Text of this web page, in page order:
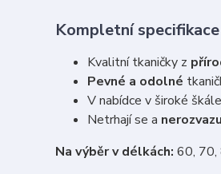
Kompletní specifikace
Kvalitní tkaničky z
Pevné a odolné
V nabídce v široké škále
Netrhají se a
Na výběr v délkách: 60, 70,